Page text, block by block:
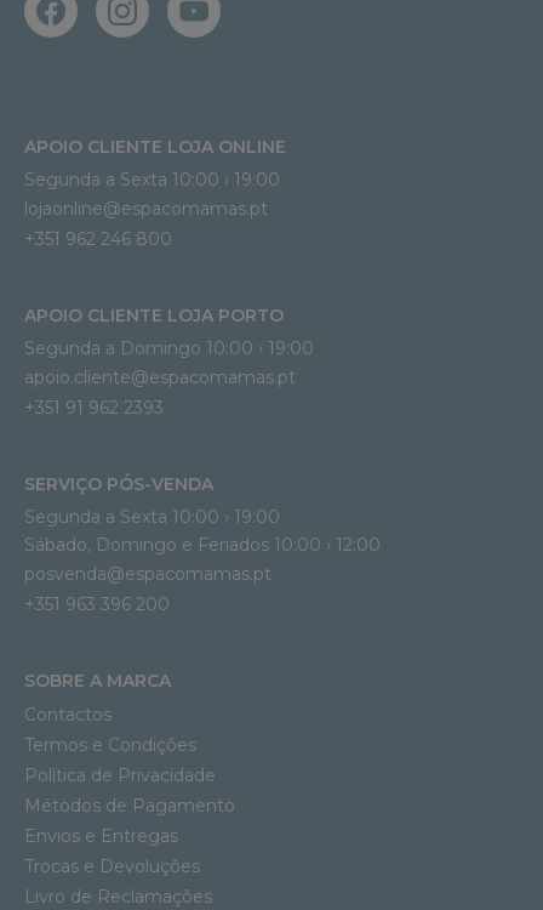
APOIO CLIENTE LOJA ONLINE
Segunda a Sexta 10:00 › 19:00
lojaonline@espacomamas.pt
+351 962 246 800
APOIO CLIENTE LOJA PORTO
Segunda a Domingo 10:00 › 19:00
apoio.cliente@espacomamas.pt
+351 91 962 2393
SERVIÇO PÓS-VENDA
Segunda a Sexta 10:00 › 19:00
Sábado, Domingo e Feriados 10:00 › 12:00
posvenda@espacomamas.pt
+351 963 396 200
SOBRE A MARCA
Contactos
Termos e Condições
Política de Privacidade
Métodos de Pagamento
Envios e Entregas
Trocas e Devoluções
Livro de Reclamações